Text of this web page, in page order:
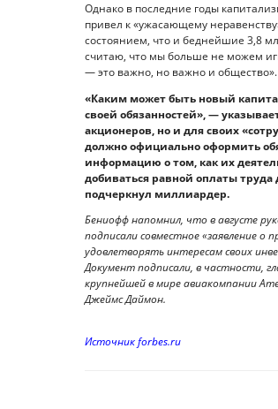
Однако в последние годы
привел к «ужасающему
состоянием, что и беднейшие 3,8
считаю, что мы больше не можем
— это важно, но важно и общество».
«Каким может быть новый
своей обязанностей», —
акционеров, но и для своих
должно официально оформить
информацию о том, как их
добиваться равной оплаты
подчеркнул миллиардер.
Бениофф напомнил, что в августе
подписали совместное «заявление
удовлетворять интересам своих
Документ подписали, в частности,
крупнейшей в мире авиакомпании
Джеймс Даймон.
Источник forbes.ru